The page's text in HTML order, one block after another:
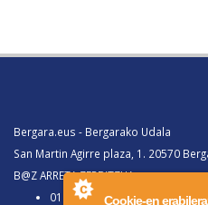
Cookie-en
Bergara.eus - Bergarako Udala
San Martin Agirre plaza, 1. 20570
B@Z ARRETA ZERBITZUA:
010, Bergaratik deituz gero